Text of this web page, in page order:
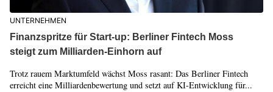
UNTERNEHMEN
Finanzspritze für Start-up: Berliner Fintech Moss
steigt zum Milliarden-Einhorn auf
Trotz rauem Marktumfeld wächst Moss rasant: Das Berliner Fintech
erreicht eine Milliardenbewertung und setzt auf KI-Entwicklung für...